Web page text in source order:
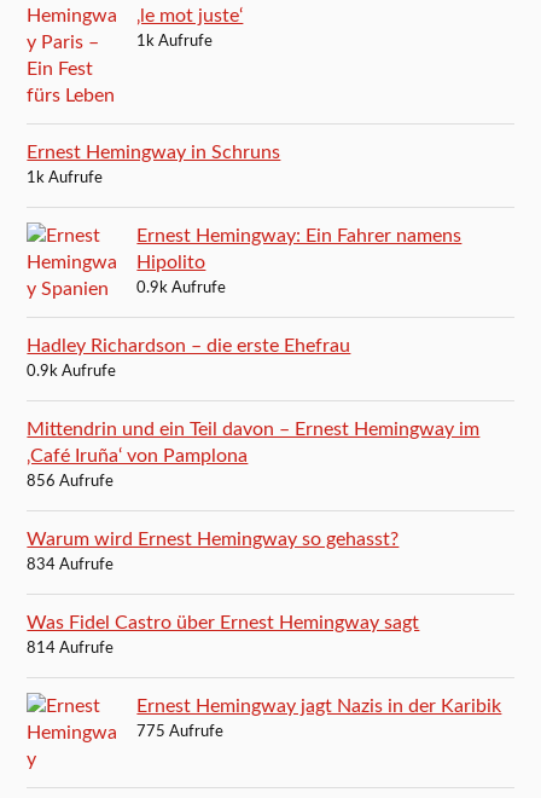
‚le mot juste‘
1k Aufrufe
Ernest Hemingway in Schruns
1k Aufrufe
Ernest Hemingway: Ein Fahrer namens
Hipolito
0.9k Aufrufe
Hadley Richardson – die erste Ehefrau
0.9k Aufrufe
Mittendrin und ein Teil davon – Ernest Hemingway im
‚Café Iruña‘ von Pamplona
856 Aufrufe
Warum wird Ernest Hemingway so gehasst?
834 Aufrufe
Was Fidel Castro über Ernest Hemingway sagt
814 Aufrufe
Ernest Hemingway jagt Nazis in der Karibik
775 Aufrufe